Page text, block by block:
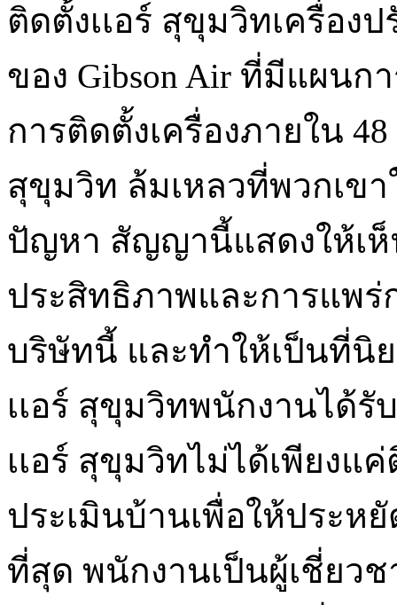
ติดตั้งเเอร์ สุขุมวิทเครื่อง
ของ Gibson Air ที่มีแผนก
การติดตั้งเครื่องภายใน
สุขุมวิท ล้มเหลวที่พวกเข
ปัญหา สัญญานี้แสดงให้เ
ประสิทธิภาพและการแพร่
บริษัทนี้ และทำให้เป็นที่นิ
เเอร์ สุขุมวิทพนักงานได้
เเอร์ สุขุมวิทไม่ได้เพียงแ
ประเมินบ้านเพื่อให้ประห
ที่สุด พนักงานเป็นผู้เชี่ยว